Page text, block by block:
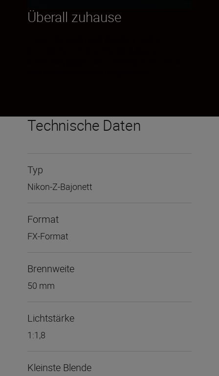
Überall zuhause
Technische Daten
Typ
Nikon-Z-Bajonett
Format
FX-Format
Brennweite
50 mm
Lichtstärke
1:1,8
Kleinste Blende